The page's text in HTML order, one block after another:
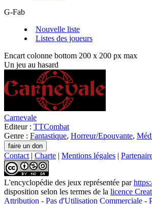
G-Fab
Nouvelle liste
Listes des joueurs
Encart colonne bottom 200 x 200 px max
Un jeu au hasard
Carnevale
Editeur : TTCombat
Genre : Fantastique, Horreur/Epouvante,
Contact | Charte | Mentions légales |
L'encyclopédie des jeux représentée par
disposition selon les termes de la licence
Attribution - Pas d'Utilisation Commerciale -